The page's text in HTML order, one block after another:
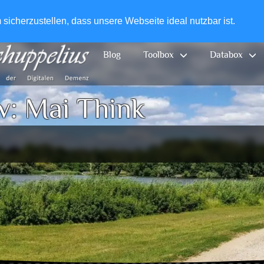
dass unsere Webseite ideal nutzbar ist.
Blog Toolbox Databox
Mai Think